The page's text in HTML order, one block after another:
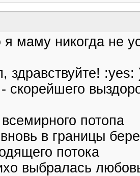
я маму никогда
здравствуйте! :yes:
скорейшего
потопа
в границы
потока
выбралась